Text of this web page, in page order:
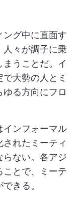
ング中に直面す
人々が調子に乗
うことだ。イ
大勢の人とミ
る方向にフロ
インフォーマル
れたミーティ
らない。各アジ
ことで、ミーテ
きる。